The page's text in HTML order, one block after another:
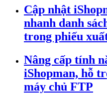
Cập nhật
nhanh danh
trong phiếu
Nâng cấp tính
iShopman, hỗ
máy chủ FTP